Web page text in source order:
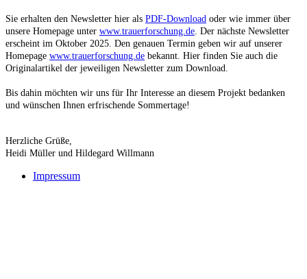
Sie erhalten den Newsletter hier als PDF-Download oder wie immer über
unsere Homepage unter www.trauerforschung.de . Der nächste Newsletter
erscheint im Oktober 2025. Den genauen Termin geben wir auf unserer
Homepage www.trauerforschung.de bekannt. Hier finden Sie auch die
Originalartikel der jeweiligen Newsletter zum Download.
Bis dahin möchten wir uns für Ihr Interesse an diesem Projekt bedanken
und wünschen Ihnen erfrischende Sommertage!
Herzliche Grüße,
Heidi Müller und Hildegard Willmann
Impressum